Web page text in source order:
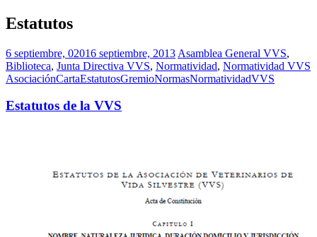
Estatutos
6 septiembre, 02016 septiembre, 2013 Asamblea General VVS,
Biblioteca, Junta Directiva VVS, Normatividad, Normatividad VVS
AsociaciónCartaEstatutosGremioNormasNormatividadVVS
Estatutos de la VVS